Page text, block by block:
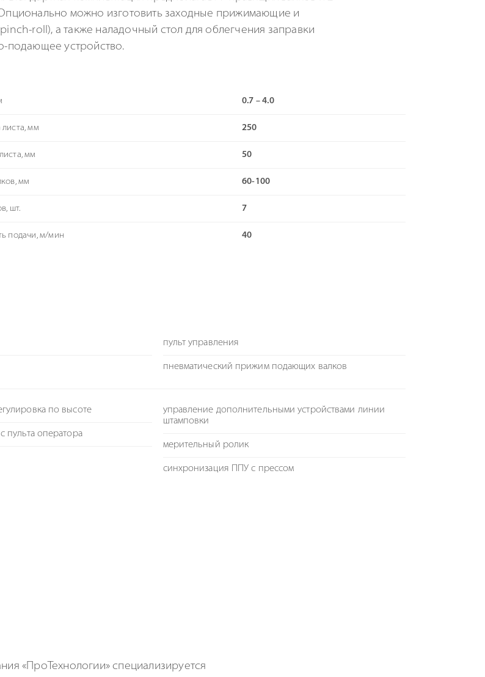
можно изготовить заходные прижимающие и
roll), а также наладочный стол для облегчения заправки
подающее устройство.
0.7 – 4.0
мм 250
мм 50
мм 60-100
шт. 7
подачи, м/мин 40
пульт управления
пневматический прижим подающих валков
по высоте
пульта оператора
управление дополнительными устройствами линии
штамповки
мерительный ролик
синхронизация ППУ с прессом
«ПроТехнологии» специализируется